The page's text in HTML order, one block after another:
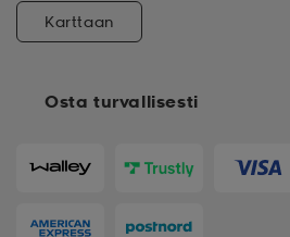
Osta turvallisesti
Karttaan